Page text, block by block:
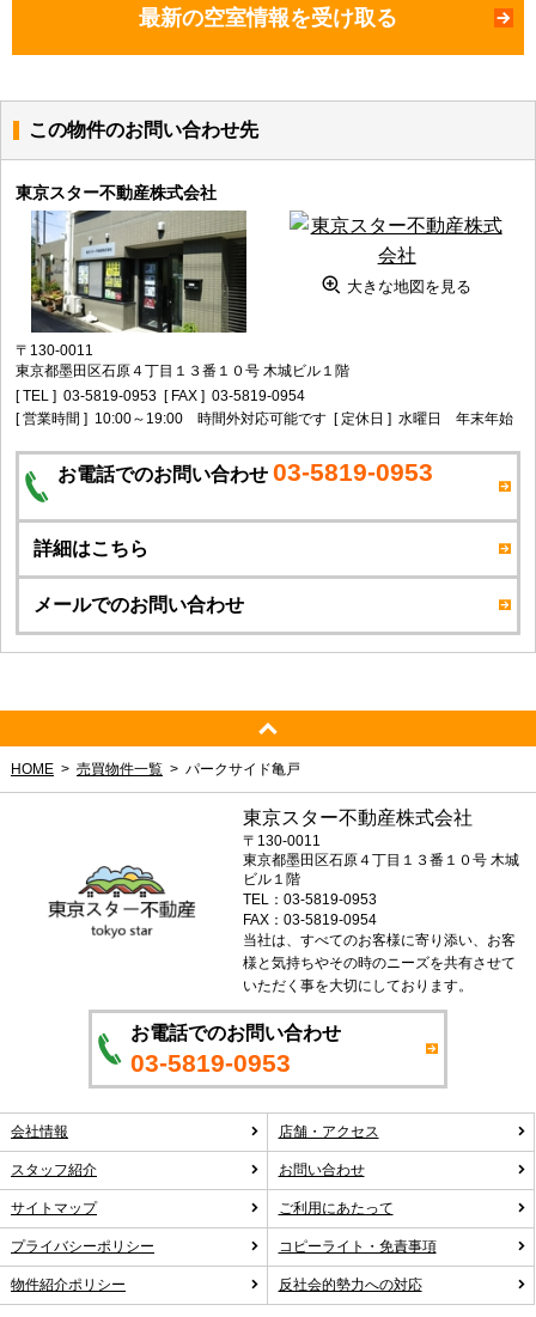
最新の空室情報を受け取る
この物件のお問い合わせ先
東京スター不動産株式会社
大きな地図を見る
〒130-0011
東京都墨田区石原４丁目１３番１０号 木城ビル１階
[ TEL ] 03-5819-0953 [ FAX ] 03-5819-0954
[ 営業時間 ] 10:00～19:00 時間外対応可能です [ 定休日 ] 水曜日 年末年始
お電話でのお問い合わせ 03-5819-0953
詳細はこちら
メールでのお問い合わせ
HOME 売買物件一覧 パークサイド亀戸
東京スター不動産株式会社
〒130-0011
東京都墨田区石原４丁目１３番１０号 木城
ビル１階
TEL：03-5819-0953
FAX：03-5819-0954
当社は、すべてのお客様に寄り添い、お客
様と気持ちやその時のニーズを共有させて
いただく事を大切にしております。
お電話でのお問い合わせ
03-5819-0953
会社情報 店舗・アクセス
スタッフ紹介 お問い合わせ
サイトマップ ご利用にあたって
プライバシーポリシー コピーライト・免責事項
物件紹介ポリシー 反社会的勢力への対応